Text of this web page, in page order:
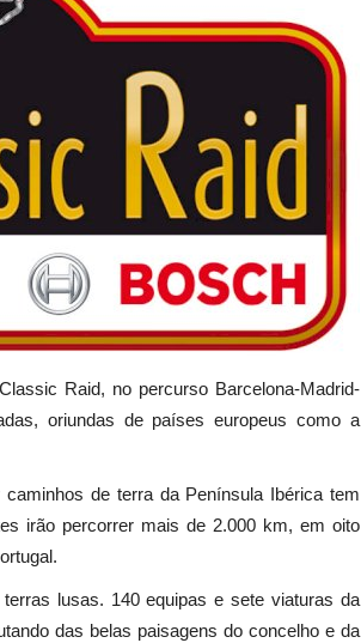
Raid, no percurso Barcelona-Madrid-
oriundas de países europeus como a
de terra da Península Ibérica tem
irão percorrer mais de 2.000 km, em oito
lusas. 140 equipas e sete viaturas da
das belas paisagens do concelho e da